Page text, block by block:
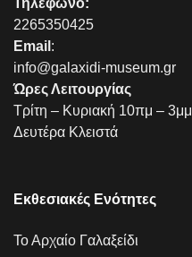
Τηλεφωνο:
2265350425
Email :
info@galaxidi-museum.gr
Ώρες Λειτουργίας
Τρίτη – Κυριακή 10πμ – 3μμ
Δευτέρα Κλειστά
Εκθεσιακές Ενότητες
Το Αρχαίο Γαλαξείδι